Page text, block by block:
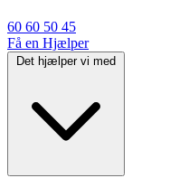
60 60 50 45
Få en Hjælper
Det hjælper vi med